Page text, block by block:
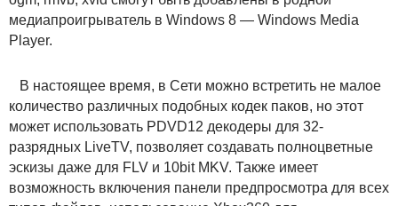
медиапроигрыватель в Windows 8 — Windows Media
Player.
В настоящее время, в Сети можно встретить не малое
количество различных подобных кодек паков, но этот
может использовать PDVD12 декодеры для 32-
разрядных LiveTV, позволяет создавать полноцветные
эскизы даже для FLV и 10bit MKV. Также имеет
возможность включения панели предпросмотра для всех